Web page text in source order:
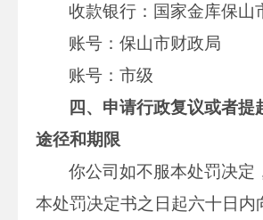
收款银行：国家金库保山
账号：保山市财政局
账号：市级
四、申请行政复议或者提
途径和期限
你公司如不服本处罚决定
本处罚决定书之日起六十日内